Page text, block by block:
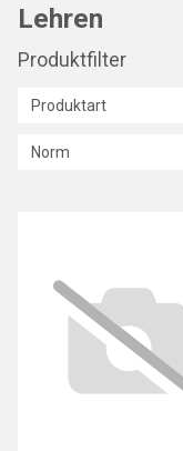
Lehren
Produktfilter
Produktart
Norm